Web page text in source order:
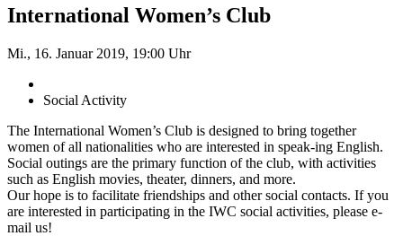
International Women’s Club
Mi., 16. Januar 2019, 19:00 Uhr
Social Activity
The International Women’s Club is designed to bring together
women of all nationalities who are interested in speak-ing English.
Social outings are the primary function of the club, with activities
such as English movies, theater, dinners, and more.
Our hope is to facilitate friendships and other social contacts. If you
are interested in participating in the IWC social activities, please e-
mail us!